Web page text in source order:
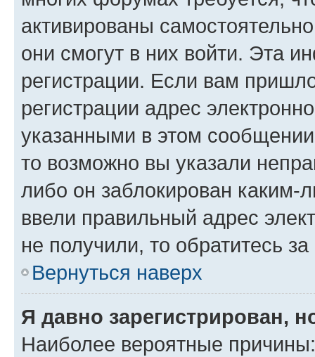
активированы
они смогут в них войти. Эта
регистрации. Если вам
регистрации адрес
указанными в этом
то возможно вы указали
либо он заблокирован
ввели правильный адрес
не получили, то обратитесь
Вернуться наверх
Я давно зарегистрирован,
Наиболее вероятные